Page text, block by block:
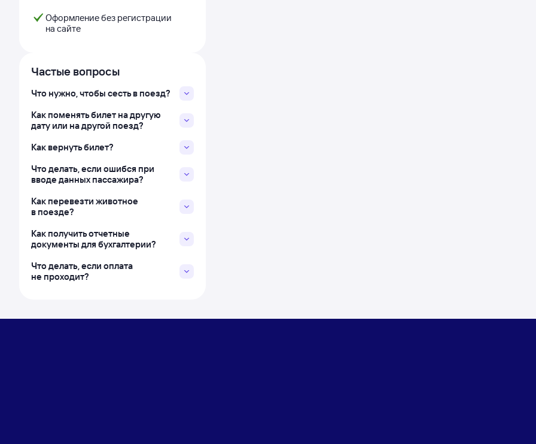
Оформление без регистрации
на сайте
Частые вопросы
Что нужно, чтобы сесть в поезд?
Как поменять билет на другую
дату или на другой поезд?
Как вернуть билет?
Что делать, если ошибся при
вводе данных пассажира?
Как перевезти животное
в поезде?
Как получить отчетные
документы для бухгалтерии?
Что делать, если оплата
не проходит?